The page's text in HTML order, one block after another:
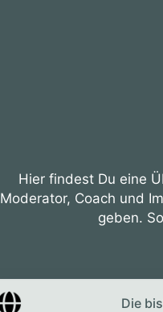
Hier findest Du eine
Moderator, Coach und
geben.
Die